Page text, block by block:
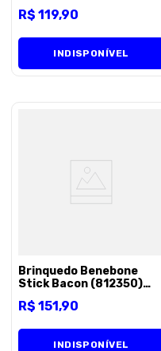
Unico
R$ 119,90
INDISPONÍVEL
Brinquedo Benebone
Stick Bacon (812350)
R$ 151,90
INDISPONÍVEL